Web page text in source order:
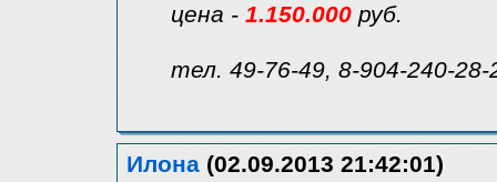
цена - 1.150.000 руб.
тел. 49-76-49, 8-904-240-28-
Илона (02.09.2013 21:42:01)